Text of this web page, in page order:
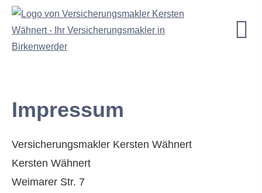
Impressum
Ver­sicherungs­makler Kersten Wähnert
Kersten Wähnert
Weimarer Str. 7